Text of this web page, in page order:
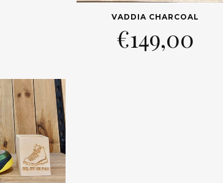
VADDIA CHARCOAL
€149,00